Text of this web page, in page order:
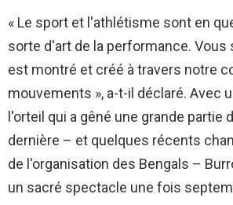
« Le sport et l'athlétisme sont en
sorte d'art de la performance.
est montré et créé à travers notre
mouvements », a-t-il déclaré. Avec
l'orteil qui a gêné une grande partie
dernière – et quelques récents
de l'organisation des Bengals –
un sacré spectacle une fois